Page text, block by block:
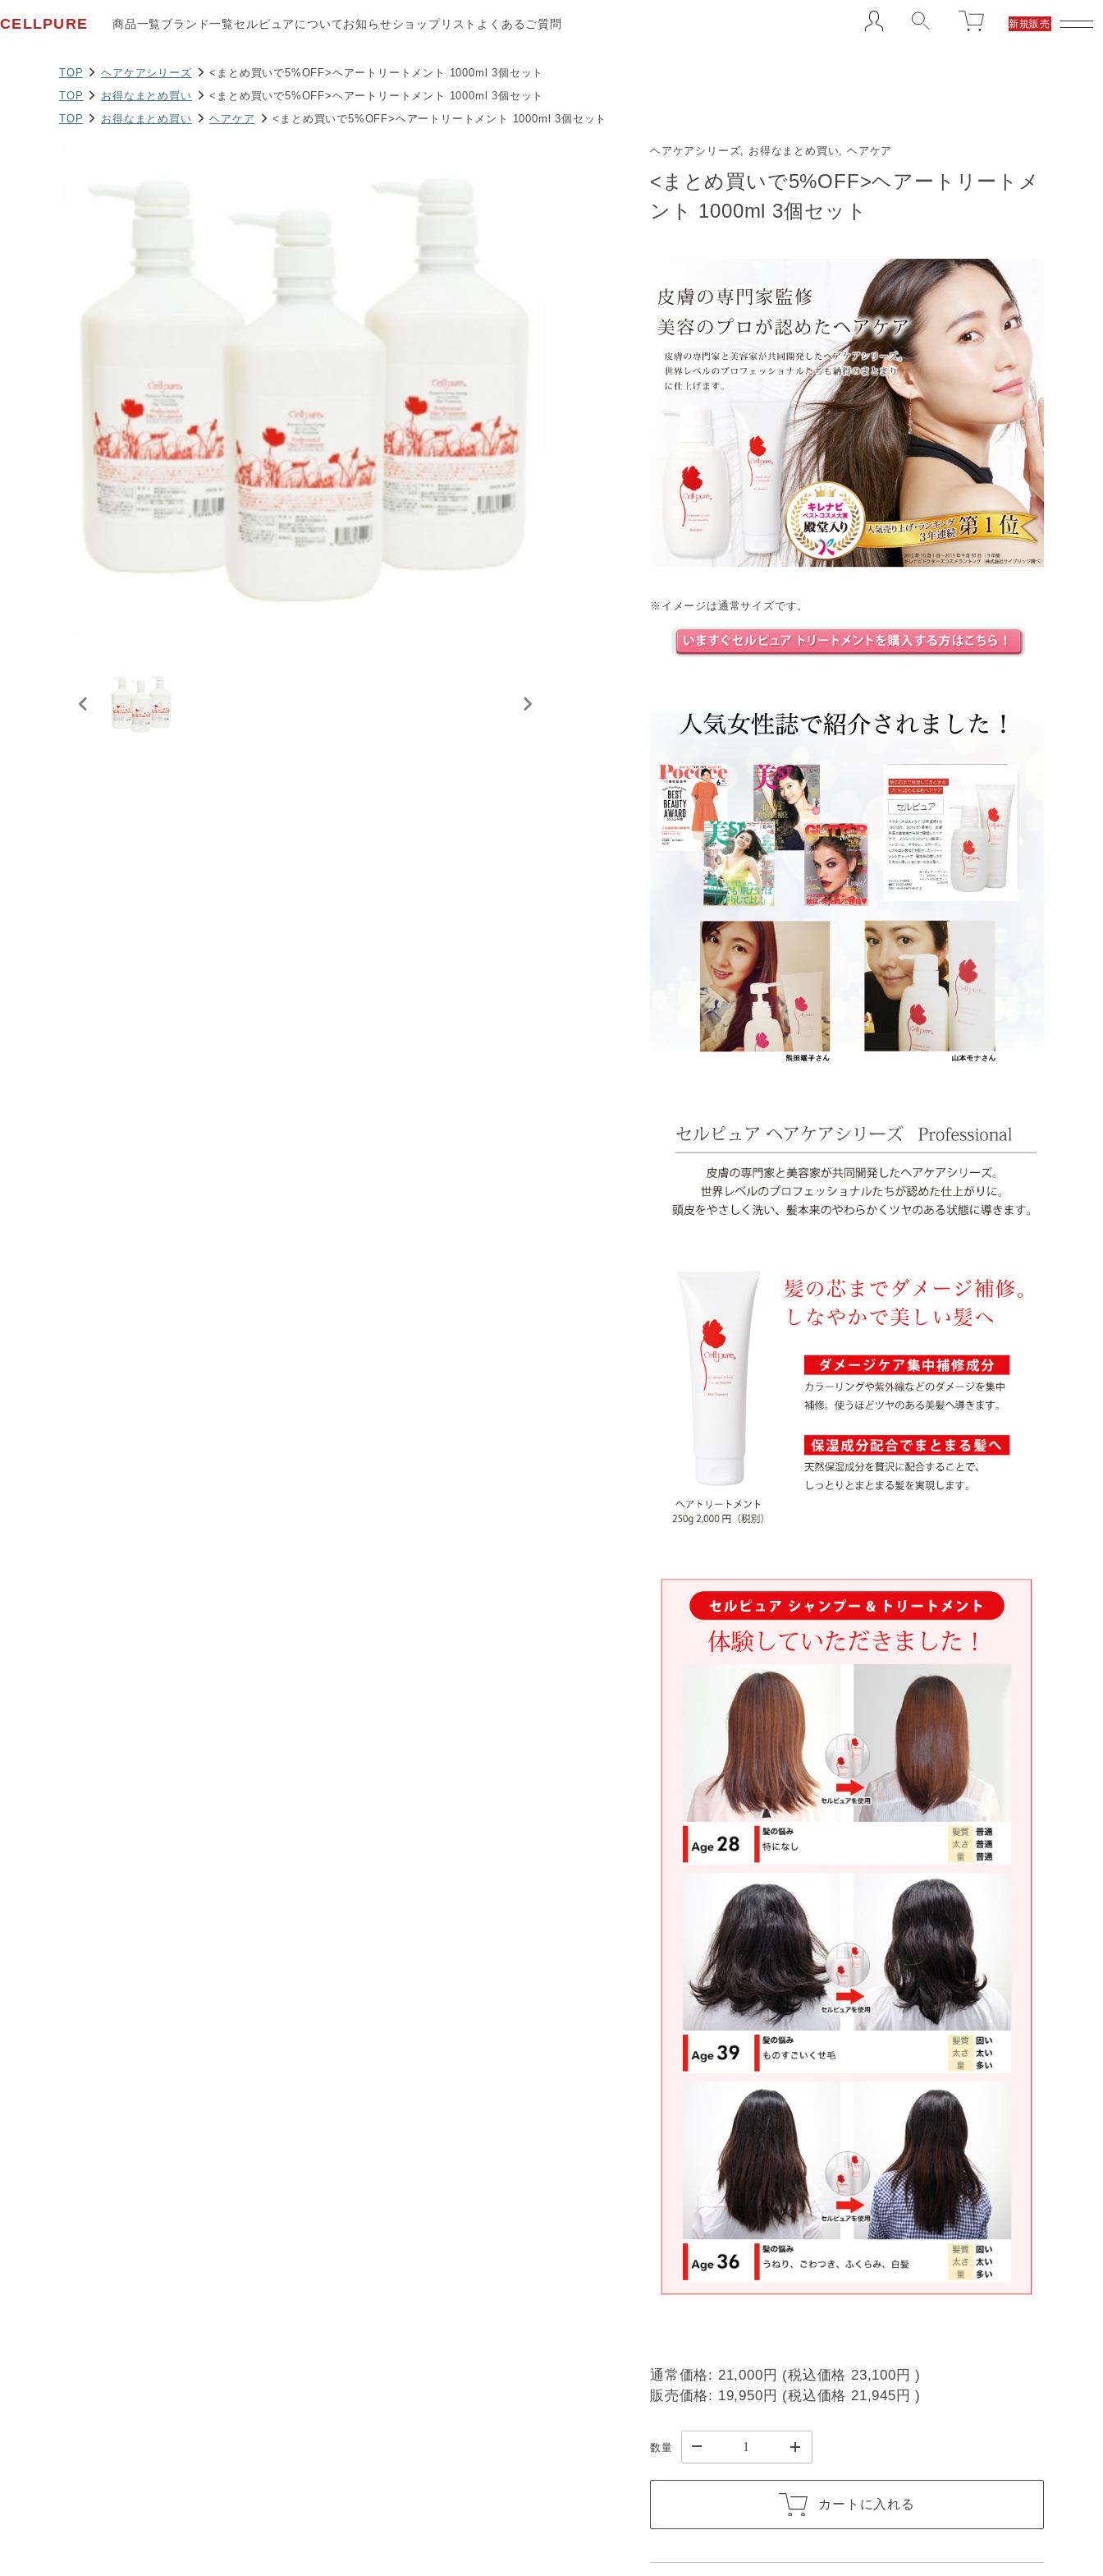
CELLPURE 商品一覧ブランド一覧セルピュアについて お知らせショップリスト よくあるご質問 新規販売代理店募集
TOP ヘアケアシリーズ
<まとめ買いで5%OFF>ヘアートリートメント 1000ml 3個セット
TOP
お得なまとめ買い
<まとめ買いで5%OFF>ヘアートリートメント 1000ml 3個セット
TOP
お得なまとめ買い ヘアケア <まとめ買いで5%OFF>ヘアートリートメント 1000ml 3個セット
ヘアケアシリーズ, お得なまとめ買い, ヘアケア
<まとめ買いで5%OFF>ヘアートリートメ
ント 1000ml 3個セット
※イメージは通常サイズです。
通常価格: 21,000円 (税込価格23,100円 )
販売価格: 19,950円 (税込価格21,945円 )
数量
カートに入れる